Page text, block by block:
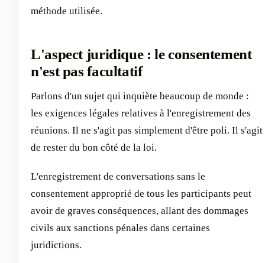
méthode utilisée.
L'aspect juridique : le consentement
n'est pas facultatif
Parlons d'un sujet qui inquiète beaucoup de monde :
les exigences légales relatives à l'enregistrement des
réunions. Il ne s'agit pas simplement d'être poli. Il s'agit
de rester du bon côté de la loi.
L'enregistrement de conversations sans le
consentement approprié de tous les participants peut
avoir de graves conséquences, allant des dommages
civils aux sanctions pénales dans certaines
juridictions.